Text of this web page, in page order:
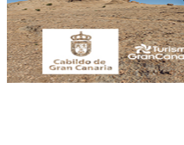
manso y extremadamente cari...
Leales.org » Gran Canaria | 9.7.2025